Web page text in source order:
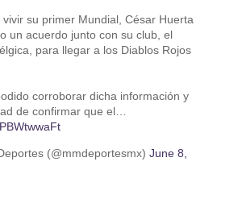
su primer Mundial, César Huerta
un acuerdo junto con su club, el
para llegar a los Diablos Rojos
corroborar dicha información y
de confirmar que el…
(@mmdeportesmx)June 8,